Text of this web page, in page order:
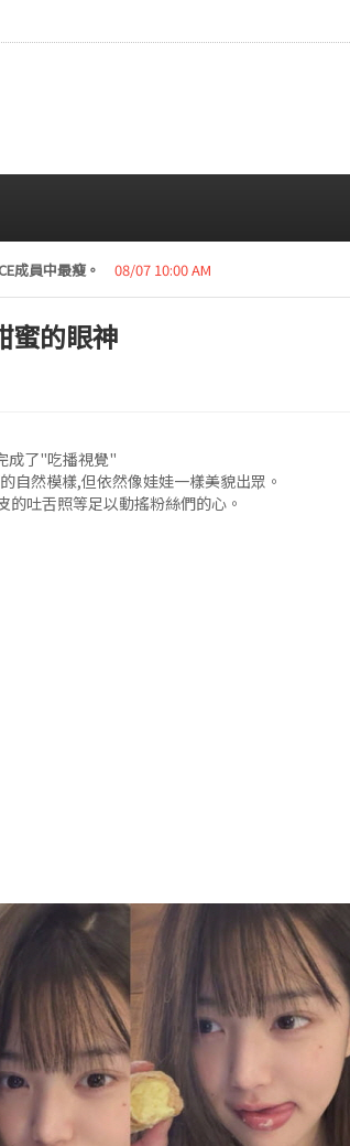
成員中最瘦。 08/07 10:00 AM
蜜的眼神
成了"吃播視覺"
自然模樣,但依然像娃娃一樣美貌出眾。
吐舌照等足以動搖粉絲們的心。